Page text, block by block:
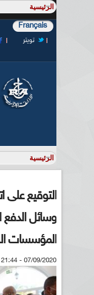
Français
تويتر
التوقيع على
وسائل الدفع
المؤسسات
07/09/2020 - 21:44